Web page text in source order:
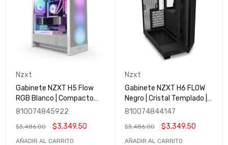
Nzxt
Gabinete NZXT H5 Flow
RGB Blanco | Compacto
ATX | Panel frontal
de aire | Cristal templado |
Gestión de cables
810074845922
$3,486.00 $3,349.50
AÑADIR AL CARRITO
Nzxt
Gabinete NZXT H6 FLOW
Negro | Cristal Templado |
Mini-ITX / Micro-ATX / ATX
H61FB-01
810074844147
$3,486.00 $3,349.50
AÑADIR AL CARRITO